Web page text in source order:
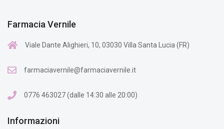
Farmacia Vernile
Viale Dante Alighieri, 10, 03030 Villa Santa Lucia (FR)
farmaciavernile@farmaciavernile.it
0776 463027 (dalle 14:30 alle 20:00)
Informazioni